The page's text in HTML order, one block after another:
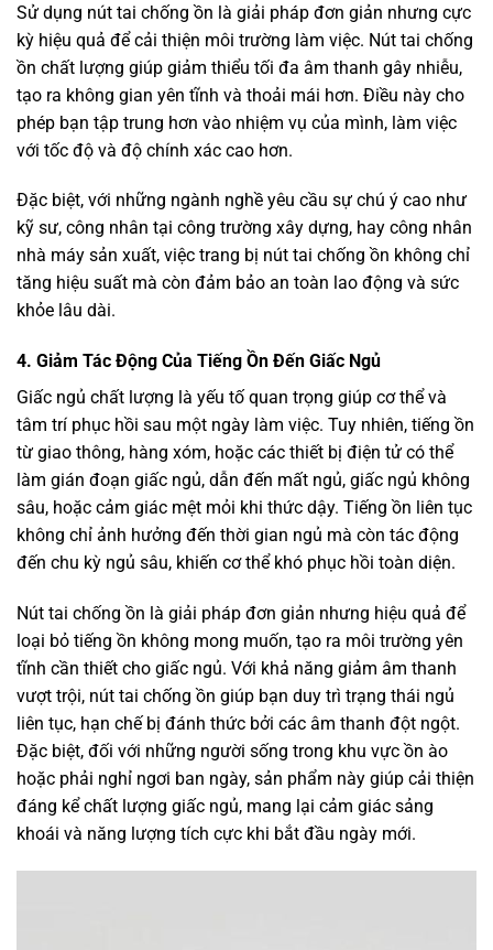
Sử dụng nút tai chống ồn là giải pháp đơn giản nhưng cực
kỳ hiệu quả để cải thiện môi trường làm việc. Nút tai chống
ồn chất lượng giúp giảm thiểu tối đa âm thanh gây nhiễu,
tạo ra không gian yên tĩnh và thoải mái hơn. Điều này cho
phép bạn tập trung hơn vào nhiệm vụ của mình, làm việc
với tốc độ và độ chính xác cao hơn.
Đặc biệt, với những ngành nghề yêu cầu sự chú ý cao như
kỹ sư, công nhân tại công trường xây dựng, hay công nhân
nhà máy sản xuất, việc trang bị nút tai chống ồn không chỉ
tăng hiệu suất mà còn đảm bảo an toàn lao động và sức
khỏe lâu dài.
4. Giảm Tác Động Của Tiếng Ồn Đến Giấc Ngủ
Giấc ngủ chất lượng là yếu tố quan trọng giúp cơ thể và
tâm trí phục hồi sau một ngày làm việc. Tuy nhiên, tiếng ồn
từ giao thông, hàng xóm, hoặc các thiết bị điện tử có thể
làm gián đoạn giấc ngủ, dẫn đến mất ngủ, giấc ngủ không
sâu, hoặc cảm giác mệt mỏi khi thức dậy. Tiếng ồn liên tục
không chỉ ảnh hưởng đến thời gian ngủ mà còn tác động
đến chu kỳ ngủ sâu, khiến cơ thể khó phục hồi toàn diện.
Nút tai chống ồn là giải pháp đơn giản nhưng hiệu quả để
loại bỏ tiếng ồn không mong muốn, tạo ra môi trường yên
tĩnh cần thiết cho giấc ngủ. Với khả năng giảm âm thanh
vượt trội, nút tai chống ồn giúp bạn duy trì trạng thái ngủ
liên tục, hạn chế bị đánh thức bởi các âm thanh đột ngột.
Đặc biệt, đối với những người sống trong khu vực ồn ào
hoặc phải nghỉ ngơi ban ngày, sản phẩm này giúp cải thiện
đáng kể chất lượng giấc ngủ, mang lại cảm giác sảng
khoái và năng lượng tích cực khi bắt đầu ngày mới.